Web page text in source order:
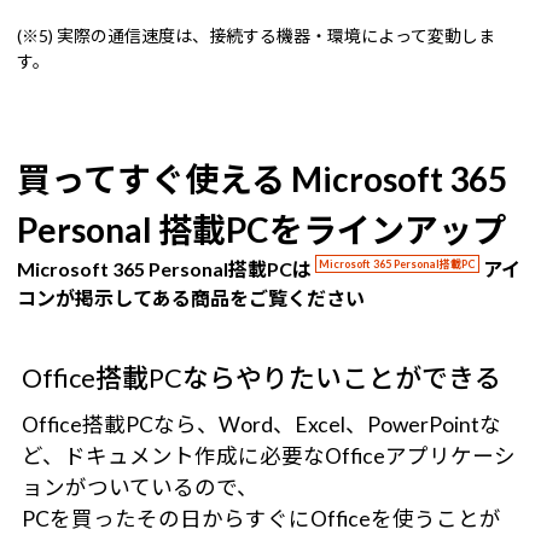
(※5) 実際の通信速度は、接続する機器・環境によって変動しま
す。
買ってすぐ使える Microsoft 365
Personal 搭載PCをラインアップ
Microsoft 365 Personal搭載PCは Microsoft 365 Personal搭載PC
アイ
コンが掲示してある商品をご覧ください
Office搭載PCならやりたいことができる
Office搭載PCなら、Word、Excel、PowerPointな
ど、ドキュメント作成に必要なOfficeアプリケーシ
ョンがついているので、
PCを買ったその日からすぐにOfficeを使うことが